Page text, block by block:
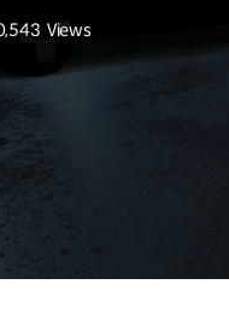
Views